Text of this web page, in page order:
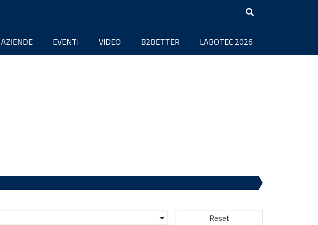
AZIENDE EVENTI VIDEO B2BETTER LABOTEC 2026
Reset